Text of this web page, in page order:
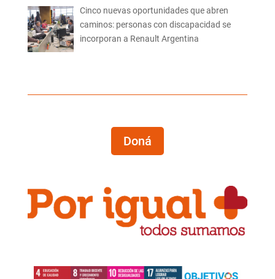
Cinco nuevas oportunidades que abren
caminos: personas con discapacidad se
incorporan a Renault Argentina
Doná